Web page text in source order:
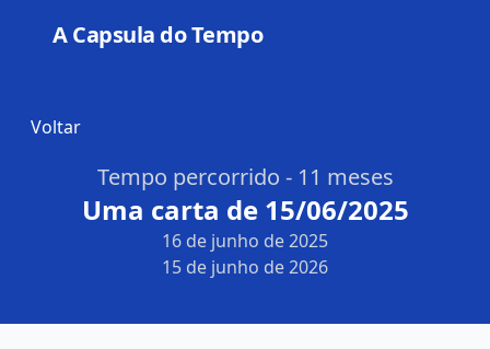
A Capsula do Tempo
Voltar
Tempo percorrido - 11 meses
Uma carta de 15/06/2025
16 de junho de 2025
15 de junho de 2026